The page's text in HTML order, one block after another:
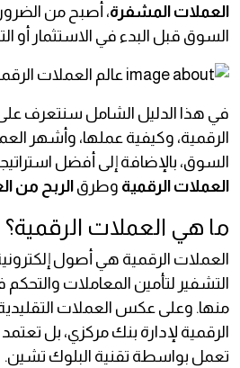
العملات المشفرة، أصبح من
السوق قبل البدء في الاستثمار أو
في هذا الدليل الشامل سنتعرف
الرقمية، وكيفية عملها، وأشهر
السوق، بالإضافة إلى أفضل
العملات الرقمية وطرق الربح من
ما هي العملات الرقمية؟
العملات الرقمية هي أصول
التشفير لتأمين المعاملات
منها. وعلى عكس العملات
الرقمية لإدارة بنك مركزي، بل
تعمل بواسطة تقنية البلوك تشين.